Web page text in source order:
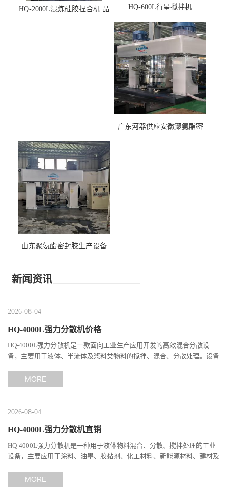
HQ-2000L混炼硅胶捏合机 品
HQ-600L行星搅拌机
广东河器供应安徽聚氨酯密
山东聚氨酯密封胶生产设备
新闻资讯
2026-08-04
HQ-4000L强力分散机价格
HQ-4000L强力分散机是一款面向工业生产应用开发的高效混合分散设
备，主要用于液体、半流体及浆料类物料的搅拌、混合、分散处理。设备
MORE
2026-08-04
HQ-4000L强力分散机直销
HQ-4000L强力分散机是一种用于液体物料混合、分散、搅拌处理的工业
设备，主要应用于涂料、油墨、胶黏剂、化工材料、新能源材料、建材及
MORE